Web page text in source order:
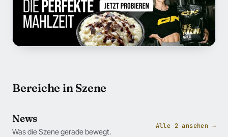
Bereiche in Szene
News
Was die Szene gerade bewegt.
Alle 2 ansehen →